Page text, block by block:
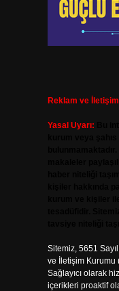
Reklam ve
Yasal Uyarı:
Sitemiz, 5651
ve İletişim Kurumu
Sağlayıcı olarak
içerikleri proaktif